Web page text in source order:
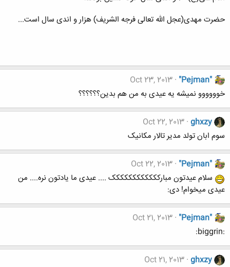
حضرت مهدی(عجل الله تعالی فرجه الشریف) هزار و اندی سال است...
"Pejman"
Oct 23, 2013
خوووووو نمیشه یه عیدی به من هم بدین؟؟؟؟؟؟
ghxzy
Oct 22, 2013
سوم ابان تولد مدیر تالار مکانیک
"Pejman"
Oct 22, 2013
سلام عیدتون مبارکککککککککککک .... عیدی ما یادتون نره.... من
عیدی میخوام! دی:
"Pejman"
Oct 21, 2013
:biggrin:
ghxzy
Oct 21, 2013